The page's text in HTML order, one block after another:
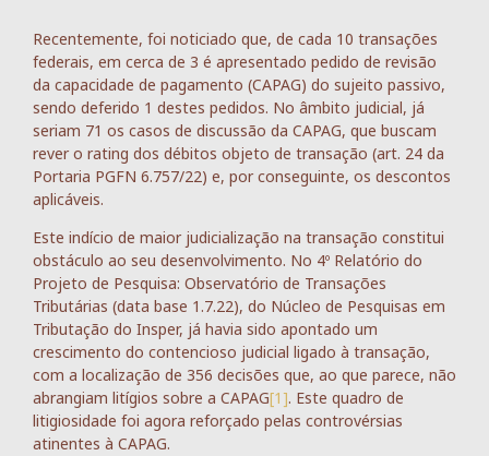
Recentemente, foi noticiado que, de cada 10 transações
federais, em cerca de 3 é apresentado pedido de revisão
da capacidade de pagamento (CAPAG) do sujeito passivo,
sendo deferido 1 destes pedidos. No âmbito judicial, já
seriam 71 os casos de discussão da CAPAG, que buscam
rever o rating dos débitos objeto de transação (art. 24 da
Portaria PGFN 6.757/22) e, por conseguinte, os descontos
aplicáveis.
Este indício de maior judicialização na transação constitui
obstáculo ao seu desenvolvimento. No 4º Relatório do
Projeto de Pesquisa: Observatório de Transações
Tributárias (data base 1.7.22), do Núcleo de Pesquisas em
Tributação do Insper, já havia sido apontado um
crescimento do contencioso judicial ligado à transação,
com a localização de 356 decisões que, ao que parece, não
abrangiam litígios sobre a CAPAG[1]. Este quadro de
litigiosidade foi agora reforçado pelas controvérsias
atinentes à CAPAG.